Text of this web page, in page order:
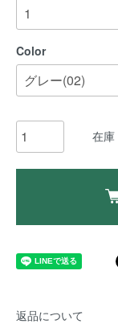
Color
在庫
返品について